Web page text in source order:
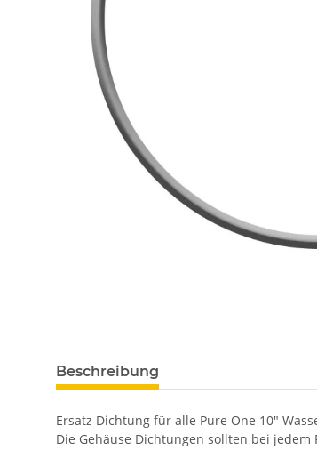
Beschreibung
Ersatz Dichtung für alle Pure One 10"
Die Gehäuse Dichtungen sollten bei